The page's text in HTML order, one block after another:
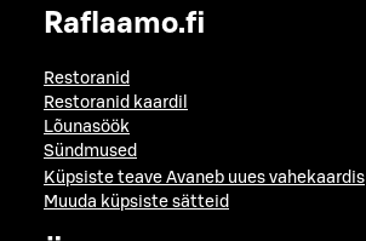
Raflaamo.fi
Restoranid
Restoranid kaardil
Lõunasöök
Sündmused
Küpsiste teave Avaneb uues vahekaardis
Muuda küpsiste sätteid